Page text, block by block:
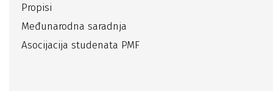
Propisi
Međunarodna saradnja
Asocijacija studenata PMF